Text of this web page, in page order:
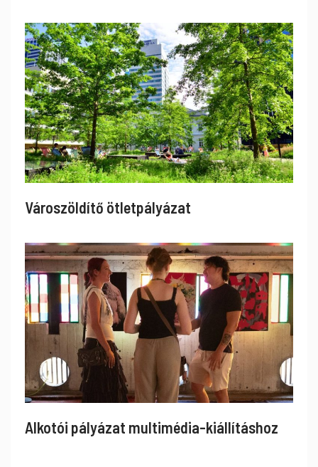
Városzöldítő ötletpályázat
Alkotói pályázat multimédia-kiállításhoz